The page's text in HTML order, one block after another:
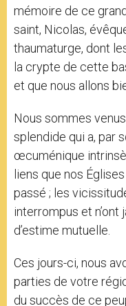
mémoire de ce
saint, Nicolas,
thaumaturge, dont
la crypte de cette
et que nous allons
Nous sommes
splendide qui a, par
œcuménique
liens que nos
passé ; les
interrompus et
d’estime mutuelle.
Ces jours-ci, nous
parties de votre
du succès de ce